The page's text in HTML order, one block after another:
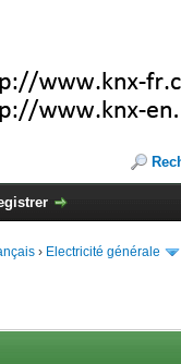
› Electricité générale